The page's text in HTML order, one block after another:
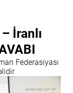
İranlı
Federasiyası